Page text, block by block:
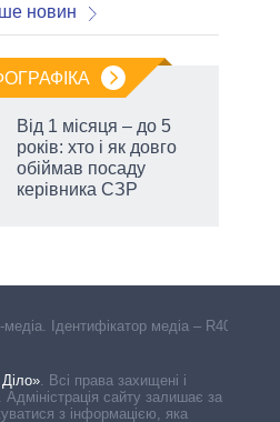
новин
Від 1 місяця – до 5
років: хто і як довго
обіймав посаду
керівника СЗР
Ідентифікатор медіа – R40-
. Всі права захищені і
сайту залишає за
з інформацією, яка